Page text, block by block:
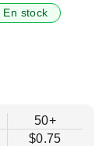
En stock
50+
$0.75